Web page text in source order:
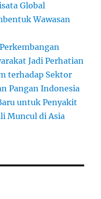
Global
Wawasan
Jadi Perhatian
terhadap Sektor
Pangan Indonesia
untuk Penyakit
Muncul di Asia